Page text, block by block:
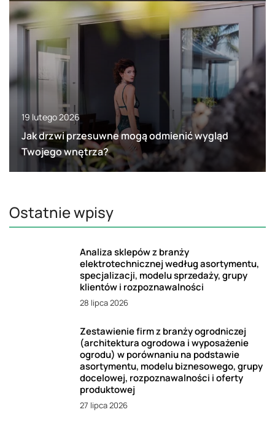
19 lutego 2026
Jak drzwi przesuwne mogą odmienić wygląd
Twojego wnętrza?
Ostatnie wpisy
Analiza sklepów z branży
elektrotechnicznej według asortymentu,
specjalizacji, modelu sprzedaży, grupy
klientów i rozpoznawalności
28 lipca 2026
Zestawienie firm z branży ogrodniczej
(architektura ogrodowa i wyposażenie
ogrodu) w porównaniu na podstawie
asortymentu, modelu biznesowego, grupy
docelowej, rozpoznawalności i oferty
produktowej
27 lipca 2026